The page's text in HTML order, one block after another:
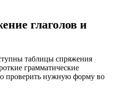
глаголов и
таблицы спряжения
грамматические
проверить нужную форму во